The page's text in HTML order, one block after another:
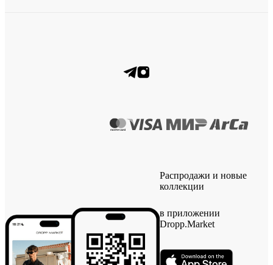
Распродажи и новые
коллекции
в приложении
Dropp.Market